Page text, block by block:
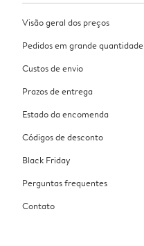
Visão geral dos preços
Pedidos em grande quantidade
Custos de envio
Prazos de entrega
Estado da encomenda
Códigos de desconto
Black Friday
Perguntas frequentes
Contato